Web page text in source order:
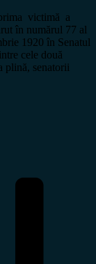
victimă a
în numărul 77 al
1920 în Senatul
cele două
plină, senatorii